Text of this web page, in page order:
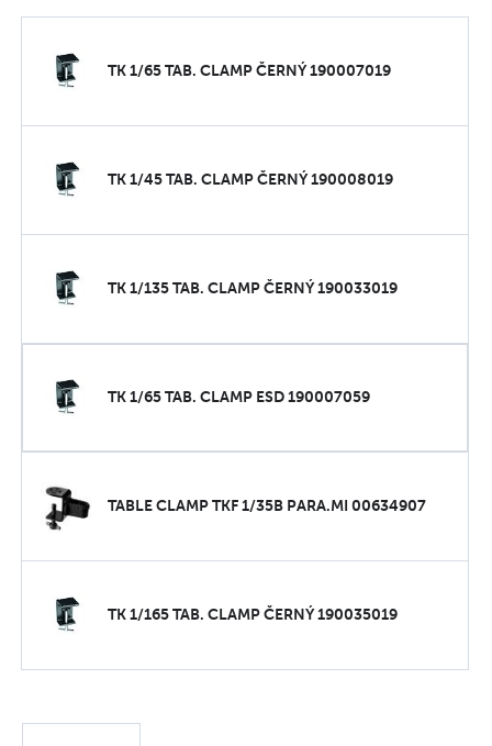
TK 1/65 TAB. CLAMP ČERNÝ 190007019
TK 1/45 TAB. CLAMP ČERNÝ 190008019
TK 1/135 TAB. CLAMP ČERNÝ 190033019
TK 1/65 TAB. CLAMP ESD 190007059
TABLE CLAMP TKF 1/35B PARA.MI 00634907
TK 1/165 TAB. CLAMP ČERNÝ 190035019